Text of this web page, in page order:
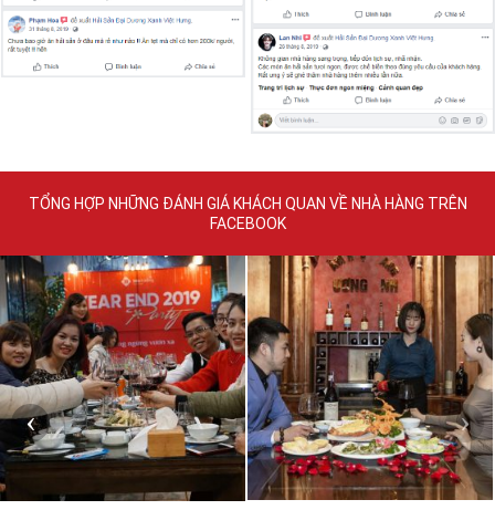
TỔNG HỢP NHỮNG ĐÁNH GIÁ KHÁCH QUAN VỀ NHÀ HÀNG TRÊN
FACEBOOK
‹ ›